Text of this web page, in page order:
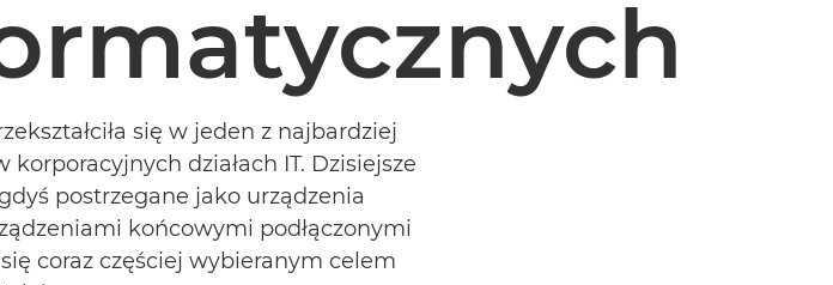
się w jeden z najbardziej
działach IT. Dzisiejsze
postrzegane jako urządzenia
końcowymi podłączonymi
coraz częściej wybieranym celem